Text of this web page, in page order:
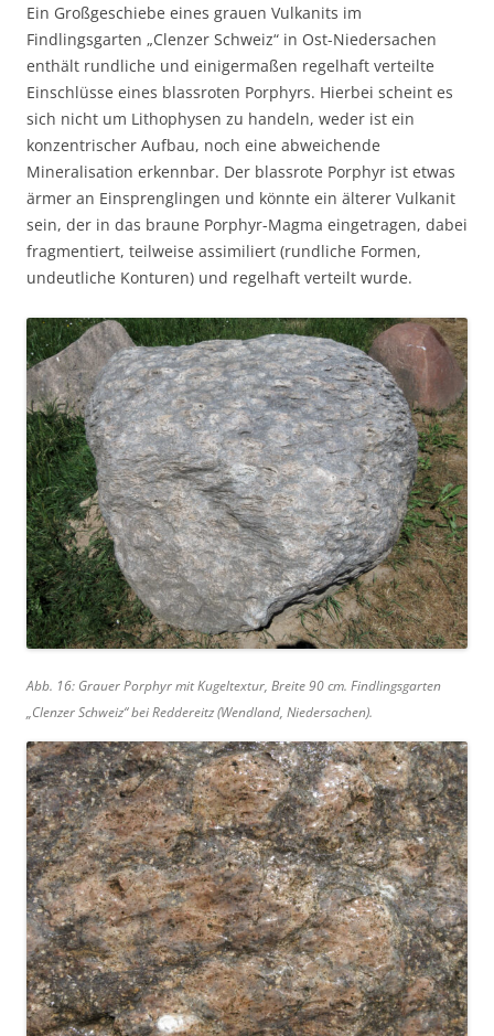
Ein Großgeschiebe eines grauen Vulkanits im
Findlingsgarten „Clenzer Schweiz“ in Ost-Niedersachen
enthält rundliche und einigermaßen regelhaft verteilte
Einschlüsse eines blassroten Porphyrs. Hierbei scheint es
sich nicht um Lithophysen zu handeln, weder ist ein
konzentrischer Aufbau, noch eine abweichende
Mineralisation erkennbar. Der blassrote Porphyr ist etwas
ärmer an Einsprenglingen und könnte ein älterer Vulkanit
sein, der in das braune Porphyr-Magma eingetragen, dabei
fragmentiert, teilweise assimiliert (rundliche Formen,
undeutliche Konturen) und regelhaft verteilt wurde.
Abb. 16: Grauer Porphyr mit Kugeltextur, Breite 90 cm. Findlingsgarten
„Clenzer Schweiz“ bei Reddereitz (Wendland, Niedersachen).